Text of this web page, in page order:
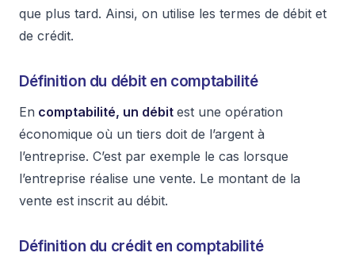
que plus tard. Ainsi, on utilise les termes de débit et
de crédit.
Définition du débit en comptabilité
En comptabilité, un débit est une opération
économique où un tiers doit de l’argent à
l’entreprise. C’est par exemple le cas lorsque
l’entreprise réalise une vente. Le montant de la
vente est inscrit au débit.
Définition du crédit en comptabilité